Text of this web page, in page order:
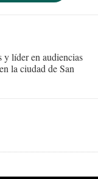
líder en audiencias
la ciudad de San